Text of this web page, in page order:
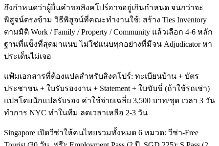
ถึงกำหนดว่าผู้ยื่นคำขอสิงคโปร์อาจอยู่เกินกำหนด จนกว่าจะ
พิสูจน์ตรงข้าม วิธีพิสูจน์ที่คณะทำงานใช้: สร้าง Ties Inventory
ตามมิติ Work / Family / Property / Community แล้วเลือก 4-6 หลัก
ฐานที่แข็งที่สุดมาแนบ ไม่ใช่แนบทุกอย่างที่มีจน Adjudicator หา
ประเด็นไม่เจอ
แฟ้มเอกสารที่ต้องแปลสำหรับสิงคโปร์: ทะเบียนบ้าน + บัตร
ประชาชน + ใบรับรองงาน + Statement + ใบขับขี่ (ถ้าใช้รถเช่า)
แปลโดยนักแปลรับรอง ค่าใช้จ่ายเฉลี่ย 3,500 บาท/ชุด เวลา 3 วัน
ทำการ NYC ทำในทีม ลดเวลาเหลือ 2-3 วัน
Singapore เปิดวีซ่าให้คนไทยรวมทั้งหมด 6 หมวด: วีซ่า-Free